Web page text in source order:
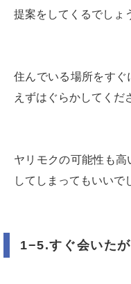
提案をしてくるでしょ
住んでいる場所をす
えずはぐらかしてくだ
ヤリモクの可能性も高
してしまってもいいで
1−5.すぐ会いた